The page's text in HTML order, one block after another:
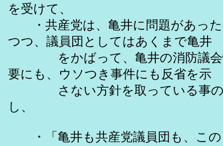
を受けて、
・共産党は、亀井に問題があった
つつ、議員団としてはあくまで亀井
をかばって、亀井の消防議会
要にも、ウソつき事件にも反省を示
さない方針を取っている事の
し、
・「亀井も共産党議員団も、この